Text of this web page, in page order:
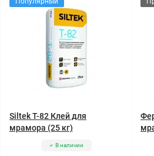
Siltek T-82 Клей для
мрамора (25 кг)
В наличии